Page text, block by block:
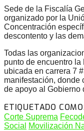
Sede de la Fiscalía
organizado por la
Concentración
descontento y las
Todas las
punto de encuentro
ubicada en carrera 7
manifestación, donde
de apoyo al Gobierno
ETIQUETADO
Corte Suprema
Social
Movilización